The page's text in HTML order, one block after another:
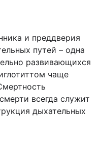
и преддверия
путей – одна
развивающихся
чаще
всегда служит
дыхательных